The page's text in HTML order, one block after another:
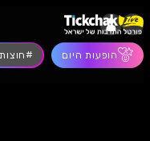
הופעות חיות